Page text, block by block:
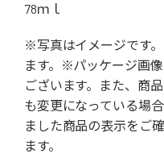
78ｍｌ
※写真はイメージです
ます。※パッケージ画
ございます。また、商
も変更になっている場
ました商品の表示をご
ます。